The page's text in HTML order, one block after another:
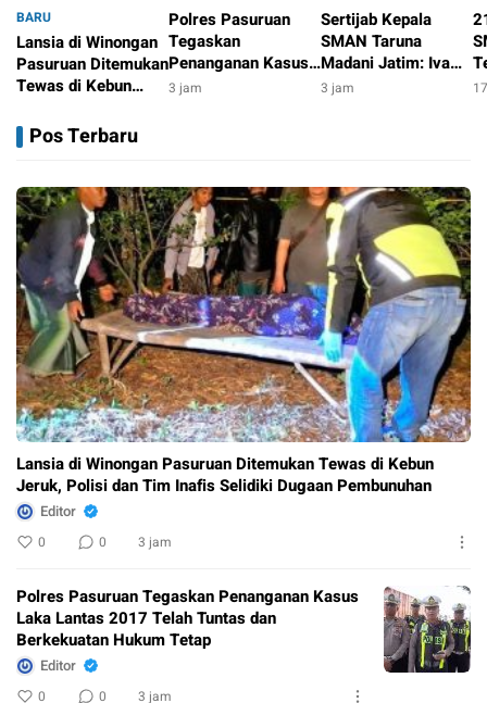
BARU
Lansia di Winongan
Pasuruan Ditemukan
Tewas di Kebun
Tim Inafis Selidiki
Dugaan
Polres Pasuruan
Tegaskan
Penanganan Kasus
Laka Lantas 2017
3 jam
Sertijab Kepala
SMAN Taruna
Madani Jatim: Iva
Evry Robiyansah
3 jam
Pos Terbaru
Lansia di Winongan Pasuruan Ditemukan Tewas di Kebun
Jeruk, Polisi dan Tim Inafis Selidiki Dugaan Pembunuhan
Editor
0 0 3 jam
Polres Pasuruan Tegaskan Penanganan Kasus
Laka Lantas 2017 Telah Tuntas dan
Berkekuatan Hukum Tetap
Editor
0 0 3 jam